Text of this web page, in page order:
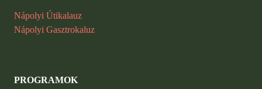
Nápolyi Útikalauz
Nápolyi Gasztrokaluz
PROGRAMOK